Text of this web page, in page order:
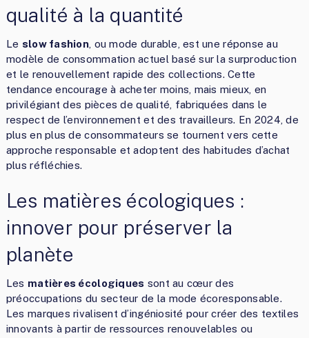
qualité à la quantité
Le slow fashion , ou mode durable, est une réponse au
modèle de consommation actuel basé sur la surproduction
et le renouvellement rapide des collections. Cette
tendance encourage à acheter moins, mais mieux, en
privilégiant des pièces de qualité, fabriquées dans le
respect de l’environnement et des travailleurs. En 2024, de
plus en plus de consommateurs se tournent vers cette
approche responsable et adoptent des habitudes d’achat
plus réfléchies.
Les matières écologiques :
innover pour préserver la
planète
Les matières écologiques sont au cœur des
préoccupations du secteur de la mode écoresponsable.
Les marques rivalisent d’ingéniosité pour créer des textiles
innovants à partir de ressources renouvelables ou